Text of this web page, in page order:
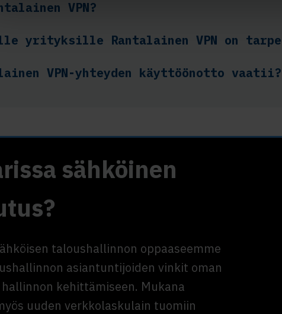
VPN?
yrityksille Rantalainen VPN on
VPN-yhteyden käyttöönotto vaatii?
sähköinen
taloushallinnon oppaaseemme
asiantuntijoiden vinkit oman
kehittämiseen. Mukana
uuden verkkolaskulain tuomiin